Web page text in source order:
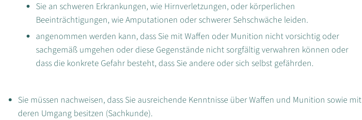
Sie an schweren Erkrankungen, wie Hirnverletzungen, oder körperlichen
Beeinträchtigungen, wie Amputationen oder schwerer Sehschwäche leiden.
angenommen werden kann, dass Sie mit Waffen oder Munition nicht vorsichtig oder
sachgemäß umgehen oder diese Gegenstände nicht sorgfältig verwahren können oder
dass die konkrete Gefahr besteht, dass Sie andere oder sich selbst gefährden.
Sie müssen nachweisen, dass Sie ausreichende Kenntnisse über Waffen und Munition sowie mit
deren Umgang besitzen (Sachkunde).